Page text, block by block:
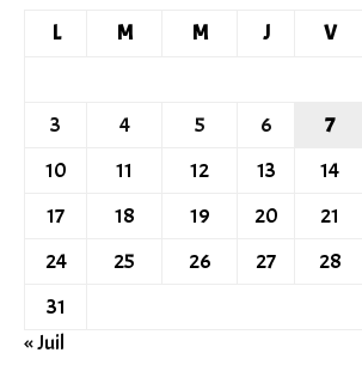
L
M M J V
3
4 5 6 7
10
11 12 13 14
17
18 19 20 21
24
25 26 27 28
31
« Juil